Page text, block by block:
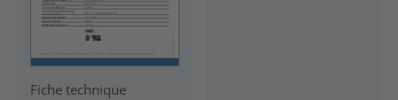
Fiche technique